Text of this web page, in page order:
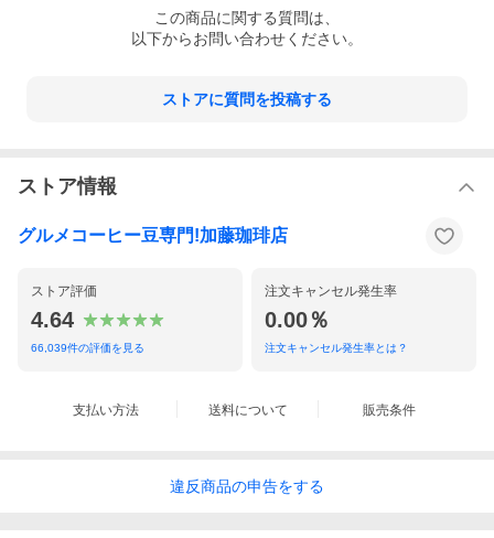
この商品に関する質問は、
以下からお問い合わせください。
ストアに質問を投稿する
ストア情報
グルメコーヒー豆専門!加藤珈琲店
ストア評価
4.64
66,039件の評価を見る
注文キャンセル発生率
0.00％
注文キャンセル発生率とは？
支払い方法 送料について 販売条件
違反商品の申告をする